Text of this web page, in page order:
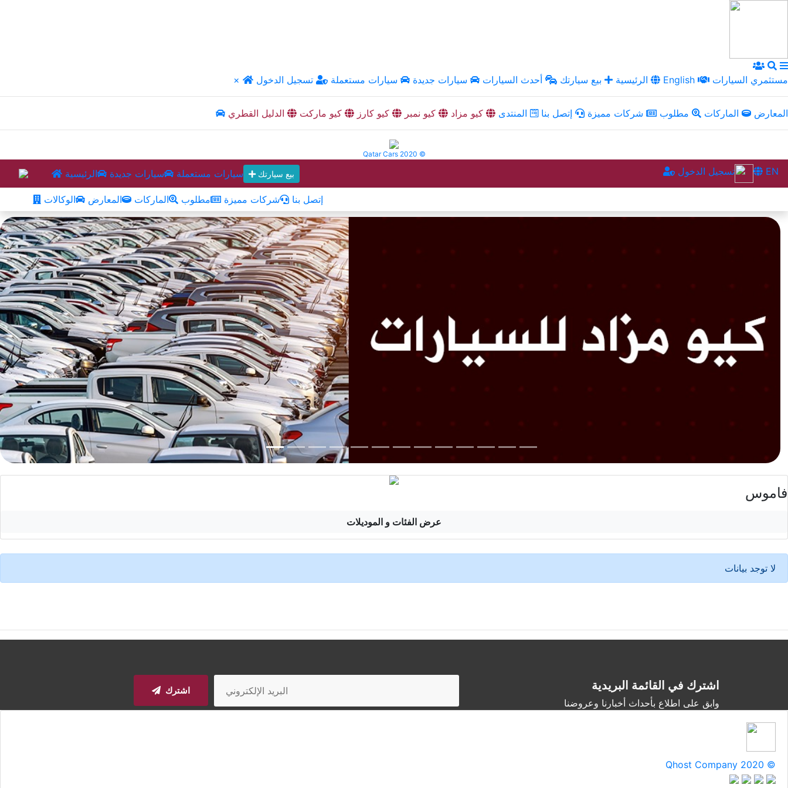
× الرئيسية بيع سيارتك أحدث السيارات سيارات جديدة سيارات مستعملة تسجيل الدخول English مستثمري السيارات
المعارض الماركات مطلوب شركات مميزة إتصل بنا المنتدى كيو مزاد كيو نمبر كيو كارز كيو ماركت الدليل القطري
Qatar Cars 2020 ©
الرئيسية سيارات جديدة سيارات مستعملة بيع سيارتك تسجيل الدخول EN
الوكالات المعارض الماركات مطلوب شركات مميزة إتصل بنا
فاموس
عرض الفئات و الموديلات
لا توجد بيانات
اشترك في القائمة البريدية
وابق على اطلاع بأحداث أخبارنا وعروضنا
اشترك
Qhost Company 2020 ©